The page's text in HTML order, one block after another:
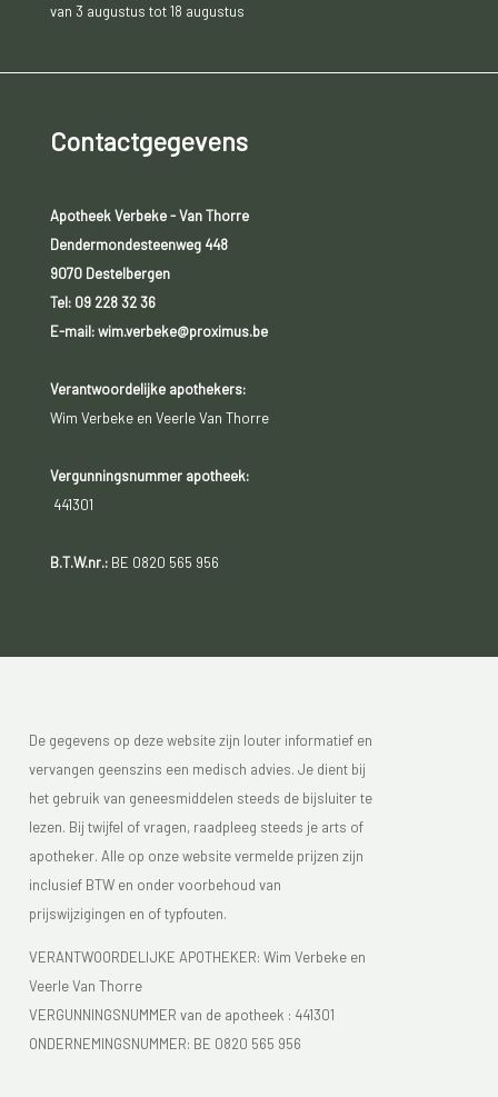
van 3 augustus tot 18 augustus
Contactgegevens
Apotheek Verbeke - Van Thorre
Dendermondesteenweg 448
9070 Destelbergen
Tel: 09 228 32 36
E-mail: wim.verbeke@proximus.be
Verantwoordelijke apothekers:
Wim Verbeke en Veerle Van Thorre
Vergunningsnummer apotheek:
441301
B.T.W.nr.:BE 0820 565 956
De gegevens op deze website zijn louter informatief en
vervangen geenszins een medisch advies. Je dient bij
het gebruik van geneesmiddelen steeds de bijsluiter te
lezen. Bij twijfel of vragen, raadpleeg steeds je arts of
apotheker. Alle op onze website vermelde prijzen zijn
inclusief BTW en onder voorbehoud van
prijswijzigingen en of typfouten.
VERANTWOORDELIJKE APOTHEKER: Wim Verbeke en
Veerle Van Thorre
VERGUNNINGSNUMMER van de apotheek : 441301
ONDERNEMINGSNUMMER: BE 0820 565 956